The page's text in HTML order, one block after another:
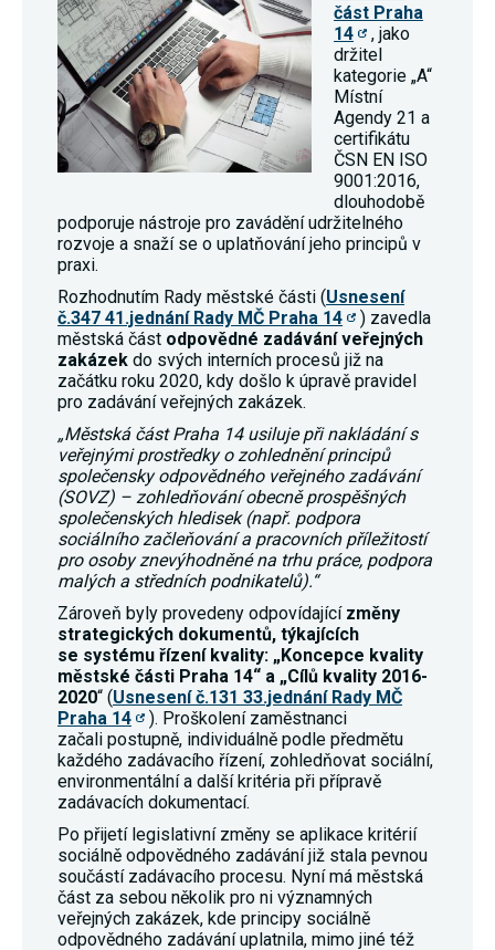
část Praha
14
, jako
držitel
kategorie „A“
Místní
Agendy 21 a
certifikátu
ČSN EN ISO
9001:2016,
dlouhodobě
podporuje nástroje pro zavádění udržitelného
rozvoje a snaží se o uplatňování jeho principů v
praxi.
Rozhodnutím Rady městské části (Usnesení
č.347 41.jednání Rady MČ Praha 14
) zavedla
městská část odpovědné zadávání veřejných
zakázek do svých interních procesů již na
začátku roku 2020, kdy došlo k úpravě pravidel
pro zadávání veřejných zakázek.
„Městská část Praha 14 usiluje při nakládání s
veřejnými prostředky o zohlednění principů
společensky odpovědného veřejného zadávání
(SOVZ) – zohledňování obecně prospěšných
společenských hledisek (např. podpora
sociálního začleňování a pracovních příležitostí
pro osoby znevýhodněné na trhu práce, podpora
malých a středních podnikatelů).“
Zároveň byly provedeny odpovídající změny
strategických dokumentů, týkajících
se systému řízení kvality: „Koncepce kvality
městské části Praha 14“ a „Cílů kvality 2016-
2020“ (Usnesení č.131 33.jednání Rady MČ
Praha 14
). Proškolení zaměstnanci
začali postupně, individuálně podle předmětu
každého zadávacího řízení, zohledňovat sociální,
environmentální a další kritéria při přípravě
zadávacích dokumentací.
Po přijetí legislativní změny se aplikace kritérií
sociálně odpovědného zadávání již stala pevnou
součástí zadávacího procesu. Nyní má městská
část za sebou několik pro ni významných
veřejných zakázek, kde principy sociálně
odpovědného zadávání uplatnila, mimo jiné též
cookies ve
vztahu k Vaší
návštěvě,
ztrácíme
možnost
analýzy
výkonu a
optimalizace
našich
opatření.
Personalizované
soubory cookie
soubory cookie a
další technologie,
abychom
přizpůsobili naše
webové stránky
potřebám a zájmům
našich návštěvníků.
Reklamní
cookies
Reklamní cookies
používáme my
nebo naši partneři,
abychom Vám
mohli zobrazit
vhodné obsahy
nebo reklamy jak na
našich stránkách,
tak na stránkách
třetích subjektů.
Díky tomu můžeme
vytvářet profily
založené na Vašich
zájmech, tak zvané
pseudonymizované
profily. Na základě
těchto informací
možná
bezprostřední
identifikace Vaší
osoby, protože jsou
používány pouze
pseudonymizované
údaje. Pokud